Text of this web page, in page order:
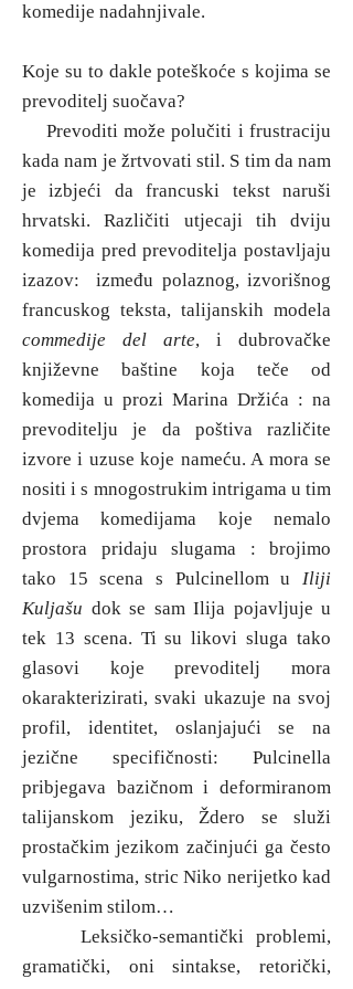
komedije nadahnjivale.
Koje su to dakle poteškoće s kojima se
prevoditelj suočava?
Prevoditi može polučiti i frustraciju
kada nam je žrtvovati stil. S tim da nam
je izbjeći da francuski tekst naruši
hrvatski. Različiti utjecaji tih dviju
komedija pred prevoditelja postavljaju
izazov: između polaznog, izvorišnog
francuskog teksta, talijanskih modela
commedije del arte, i dubrovačke
književne baštine koja teče od
komedija u prozi Marina Držića : na
prevoditelju je da poštiva različite
izvore i uzuse koje nameću. A mora se
nositi i s mnogostrukim intrigama u tim
dvjema komedijama koje nemalo
prostora pridaju slugama : brojimo
tako 15 scena s Pulcinellom u Iliji
Kuljašu dok se sam Ilija pojavljuje u
tek 13 scena. Ti su likovi sluga tako
glasovi koje prevoditelj mora
okarakterizirati, svaki ukazuje na svoj
profil, identitet, oslanjajući se na
jezične specifičnosti: Pulcinella
pribjegava bazičnom i deformiranom
talijanskom jeziku, Ždero se služi
prostačkim jezikom začinjući ga često
vulgarnostima, stric Niko nerijetko kad
uzvišenim stilom…
Leksičko-semantički problemi,
gramatički, oni sintakse, retorički,